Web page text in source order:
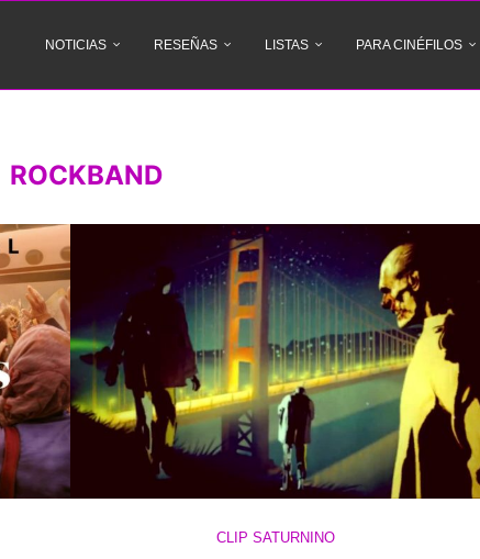
NOTICIAS RESEÑAS LISTAS PARA CINÉFILOS
ROCKBAND
CLIP SATURNINO